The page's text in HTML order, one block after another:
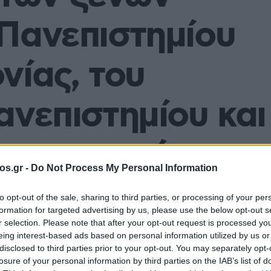
- Do Not Process My Personal Information
opt-out of the sale, sharing to third parties, or processing of your
for targeted advertising by us, please use the below opt-out
selection. Please note that after your opt-out request is processed
interest-based ads based on personal information utilized by us
to third parties prior to your opt-out. You may separately
of your personal information by third parties on the IAB’s list of
του
και
της
Επικαιρότητα Reading
και μάθετε πρώτοι όλες τις